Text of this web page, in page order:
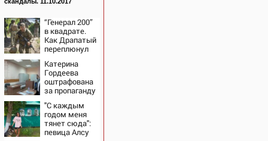
“Генерал 200”
в квадрате.
Как Драпатый
переплюнул
Катерина
Гордеева
оштрафована
за пропаганду
интернете -
Новости на
Вести.ru
"С каждым
годом меня
тянет сюда":
певица Алсу